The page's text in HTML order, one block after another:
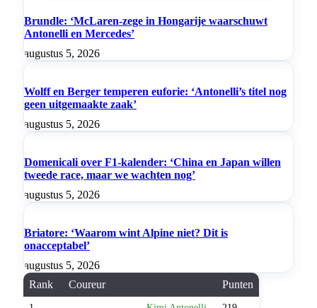
Brundle: ‘McLaren-zege in Hongarije waarschuwt
Antonelli en Mercedes’
augustus 5, 2026
Wolff en Berger temperen euforie: ‘Antonelli’s titel nog
geen uitgemaakte zaak’
augustus 5, 2026
Domenicali over F1-kalender: ‘China en Japan willen
tweede race, maar we wachten nog’
augustus 5, 2026
Briatore: ‘Waarom wint Alpine niet? Dit is
onacceptabel’
augustus 5, 2026
Rank
Coureur Punten